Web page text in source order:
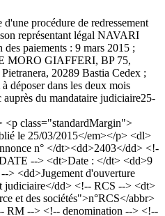
procédure de redressement
représentant légal NAVARI
paiements : 9 mars 2015 ;
MORO GIAFFERI, BP 75,
20289 Bastia Cedex ;
déposer dans les deux mois
du mandataire judiciaire25-
<p class="standardMargin">
le 25/03/2015</em></p> <dl>
n° </dt><dd>2403</dd> <!-
--> <dt>Date : </dt> <dd>9
> <dd>Jugement d'ouverture
judiciaire</dd> <!-- RCS --> <dt>
et des sociétés">n°RCS</abbr>
RM --> <!-- denomination --> <!--